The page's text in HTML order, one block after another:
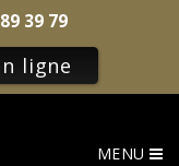
MENU
39 79
ligne